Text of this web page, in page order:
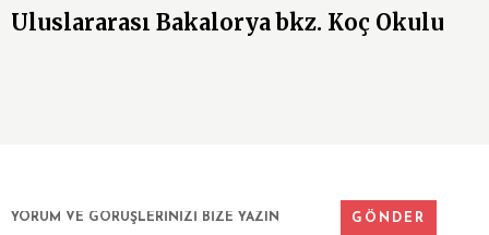
Uluslararası Bakalorya bkz. Koç Okulu